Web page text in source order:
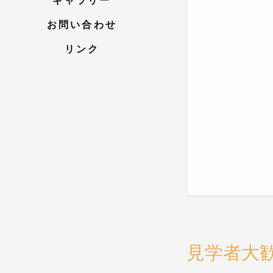
お問い合わせ
リンク
見学者大